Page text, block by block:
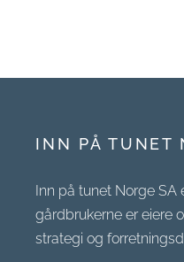
INN PÅ TUNET
Inn på tunet Norge SA
gårdbrukerne er eiere
strategi og